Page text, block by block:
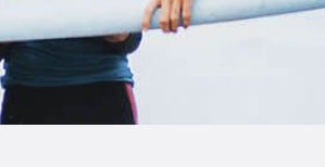
TIENDA FAMILY SURFERS
WEBCAM SALINAS
PEDIDOS